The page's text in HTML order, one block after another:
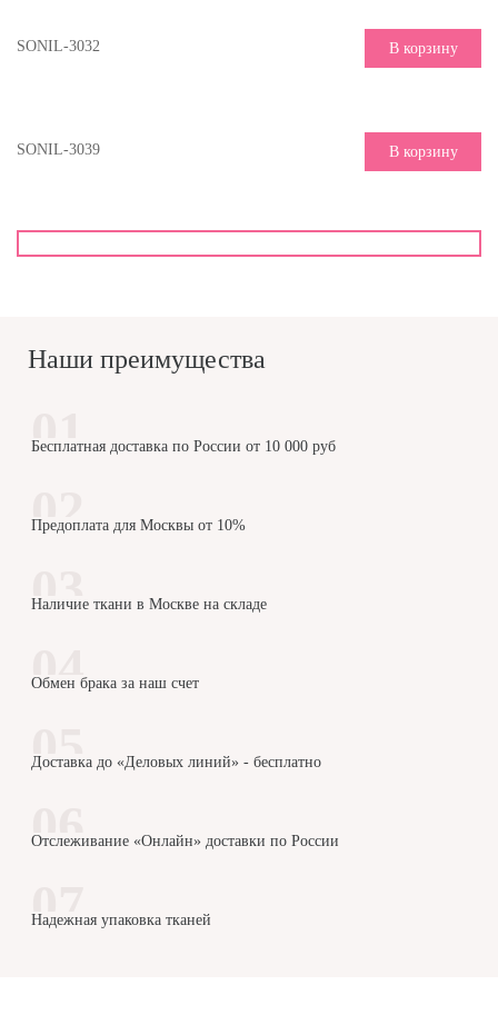
SONIL-3032 В корзину
SONIL-3039 В корзину
Наши преимущества
Бесплатная доставка по России от 10 000 руб
Предоплата для Москвы от 10%
Наличие ткани в Москве на складе
Обмен брака за наш счет
Доставка до «Деловых линий» - бесплатно
Отслеживание «Онлайн» доставки по России
Надежная упаковка тканей